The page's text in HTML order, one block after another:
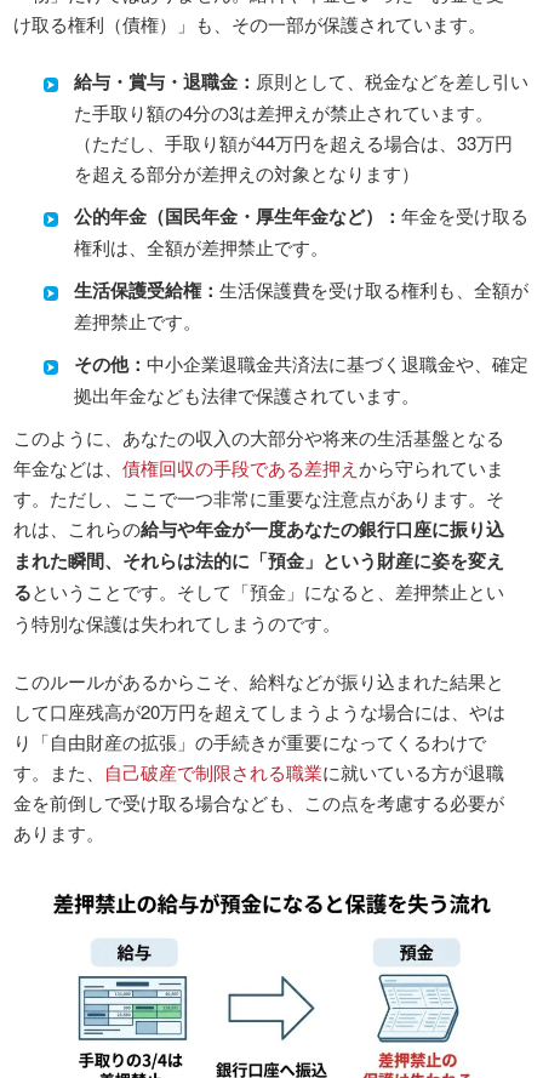
け取る権利（債権）」も、その一部が保護されています。
給与・賞与・退職金： 原則として、税金などを差し引い
た手取り額の4分の3は差押えが禁止されています。
（ただし、手取り額が44万円を超える場合は、33万円
を超える部分が差押えの対象となります）
公的年金（国民年金・厚生年金など）：年金を受け取る
権利は、全額が差押禁止です。
生活保護受給権：生活保護費を受け取る権利も、全額が
差押禁止です。
その他：中小企業退職金共済法に基づく退職金や、確定
拠出年金なども法律で保護されています。
このように、あなたの収入の大部分や将来の生活基盤となる
年金などは、債権回収の手段である差押えから守られていま
す。ただし、ここで一つ非常に重要な注意点があります。そ
れは、これらの給与や年金が一度あなたの銀行口座に振り込
まれた瞬間、それらは法的に「預金」という財産に姿を変え
るということです。そして「預金」になると、差押禁止とい
う特別な保護は失われてしまうのです。
このルールがあるからこそ、給料などが振り込まれた結果と
して口座残高が20万円を超えてしまうような場合には、やは
り「自由財産の拡張」の手続きが重要になってくるわけで
す。また、 自己破産で制限される職業に就いている方が退職
金を前倒しで受け取る場合なども、この点を考慮する必要が
あります。